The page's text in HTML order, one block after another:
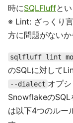
時にSQLFluffと
※ Lint: ざっくり
方に問題がない
sqlfluff lint
のSQLに対して
--dialect オプ
SnowflakeのSQL
は以下4つのルー